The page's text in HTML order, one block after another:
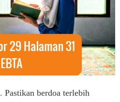
. Pastikan berdoa terlebih